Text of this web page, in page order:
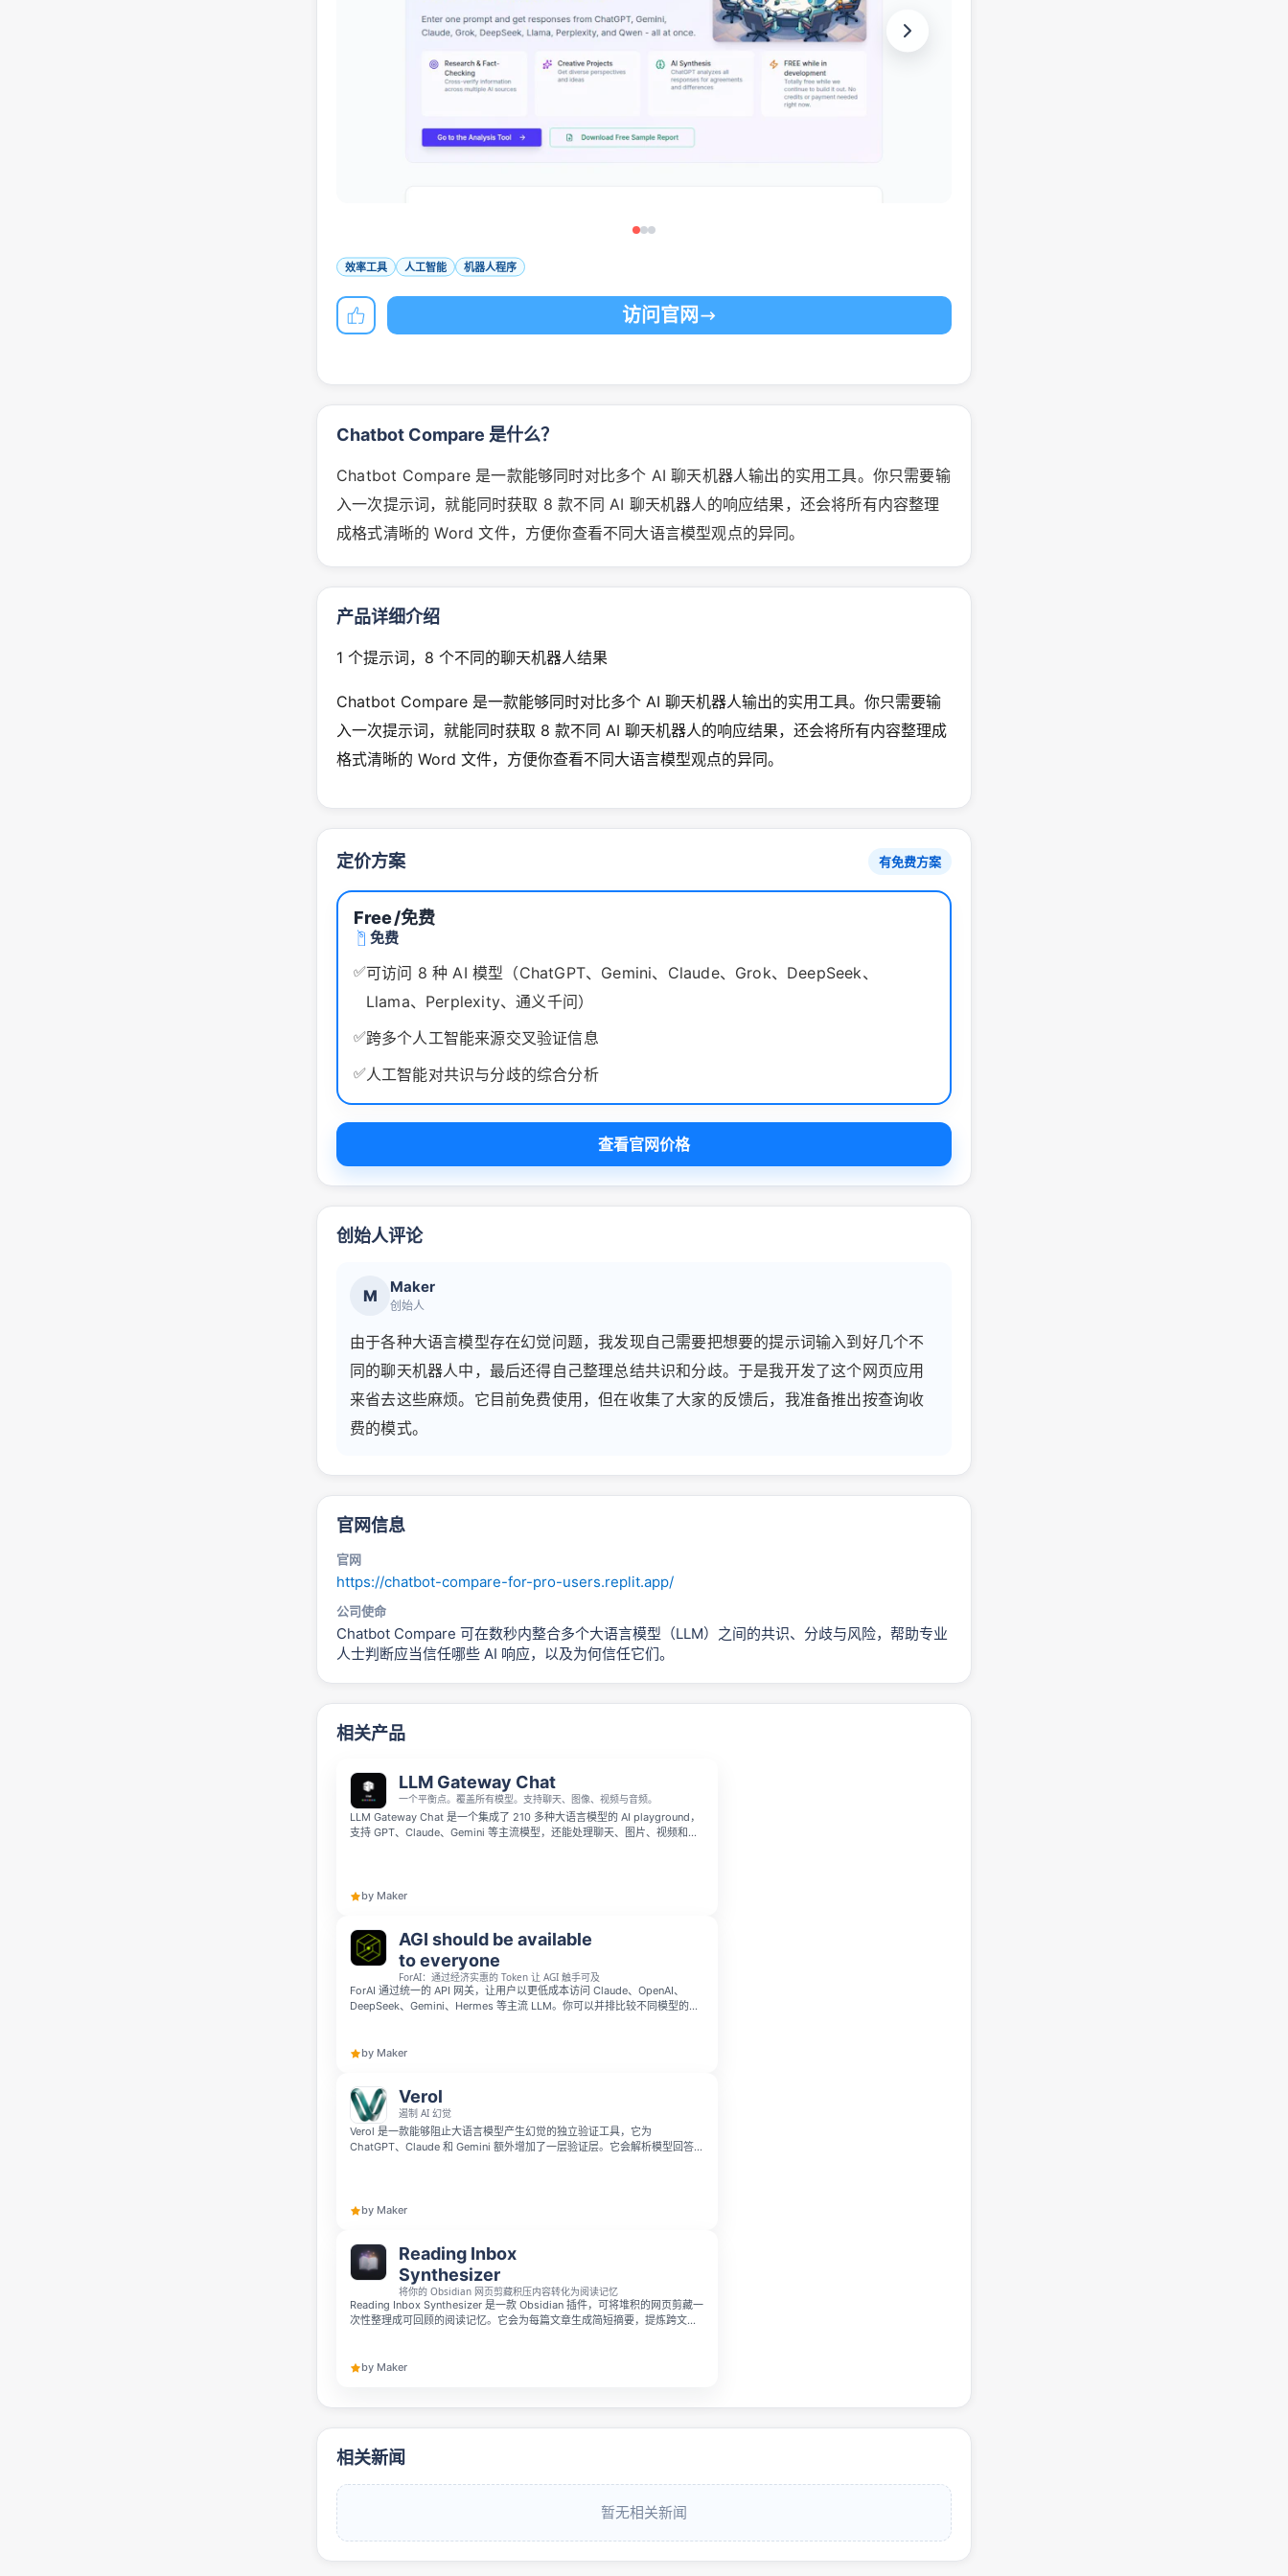
效率工具 人工智能 机器人程序
访问官网
Chatbot Compare 是什么？
Chatbot Compare 是一款能够同时对比多个 AI 聊天机器人输出的实用工具。你只需要输
入一次提示词，就能同时获取 8 款不同 AI 聊天机器人的响应结果，还会将所有内容整理
成格式清晰的 Word 文件，方便你查看不同大语言模型观点的异同。
产品详细介绍
1 个提示词，8 个不同的聊天机器人结果
Chatbot Compare 是一款能够同时对比多个 AI 聊天机器人输出的实用工具。你只需要输
入一次提示词，就能同时获取 8 款不同 AI 聊天机器人的响应结果，还会将所有内容整理成
格式清晰的 Word 文件，方便你查看不同大语言模型观点的异同。
定价方案 有免费方案
Free/免费
免费
✅可访问 8 种 AI 模型（ChatGPT、Gemini、Claude、Grok、DeepSeek、
Llama、Perplexity、通义千问）
✅跨多个人工智能来源交叉验证信息
✅人工智能对共识与分歧的综合分析
查看官网价格
创始人评论
M Maker
创始人
由于各种大语言模型存在幻觉问题，我发现自己需要把想要的提示词输入到好几个不
同的聊天机器人中，最后还得自己整理总结共识和分歧。于是我开发了这个网页应用
来省去这些麻烦。它目前免费使用，但在收集了大家的反馈后，我准备推出按查询收
费的模式。
官网信息
官网
https://chatbot-compare-for-pro-users.replit.app/
公司使命
Chatbot Compare 可在数秒内整合多个大语言模型（LLM）之间的共识、分歧与风险，帮助专业
人士判断应当信任哪些 AI 响应，以及为何信任它们。
相关产品
LLM Gateway Chat
一个平衡点。覆盖所有模型。支持聊天、图像、视频与音频。
LLM Gateway Chat 是一个集成了 210 多种大语言模型的 AI playground，
支持 GPT、Claude、Gemini 等主流模型，还能处理聊天、图片、视频和音
by Maker
AGI should be available
to everyone
ForAI：通过经济实惠的 Token 让 AGI 触手可及
ForAI 通过统一的 API 网关，让用户以更低成本访问 Claude、OpenAI、
DeepSeek、Gemini、Hermes 等主流 LLM。你可以并排比较不同模型的回
by Maker
Verol
遏制 AI 幻觉
Verol 是一款能够阻止大语言模型产生幻觉的独立验证工具，它为
ChatGPT、Claude 和 Gemini 额外增加了一层验证层。它会解析模型回答、
by Maker
Reading Inbox
Synthesizer
将你的 Obsidian 网页剪藏积压内容转化为阅读记忆
Reading Inbox Synthesizer 是一款 Obsidian 插件，可将堆积的网页剪藏一
次性整理成可回顾的阅读记忆。它会为每篇文章生成简短摘要，提炼跨文章
endpoint。
by Maker
相关新闻
暂无相关新闻